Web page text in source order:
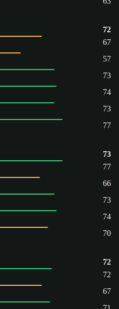
72
67
57
73
74
73
77
73
77
66
73
74
70
72
72
67